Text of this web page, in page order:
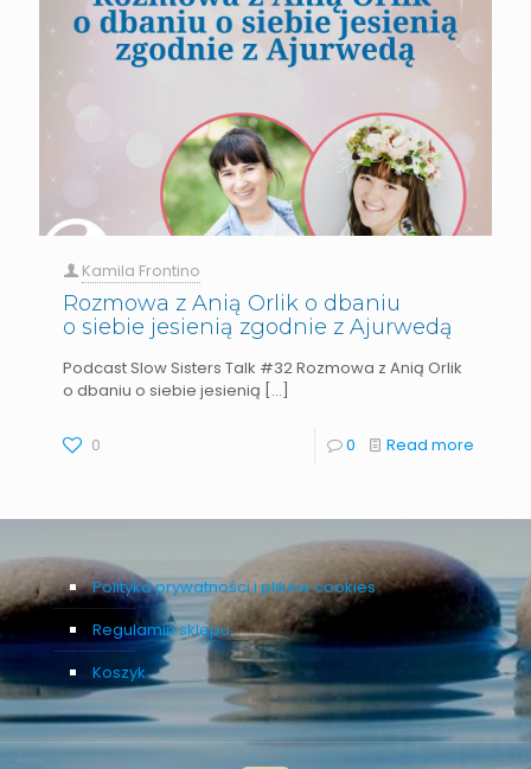
Kamila Frontino
Rozmowa z Anią Orlik o dbaniu
o siebie jesienią zgodnie z Ajurwedą
Podcast Slow Sisters Talk #32 Rozmowa z Anią Orlik
o dbaniu o siebie jesienią […]
0 0 Read more
Polityka prywatności i plików cookies
Regulamin sklepu
Koszyk